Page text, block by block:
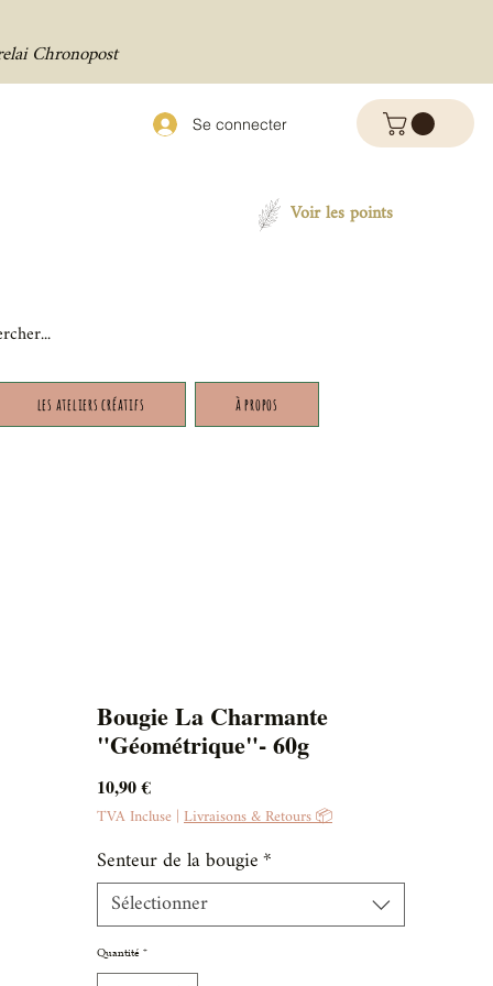
Chronopost
Se connecter
Voir les points
les ateliers créatifs à propos
Bougie La Charmante
"Géométrique"- 60g
10,90 €Prix
TVA Incluse|Livraisons & Retours 📦
Senteur de la bougie*
Sélectionner
Quantité *